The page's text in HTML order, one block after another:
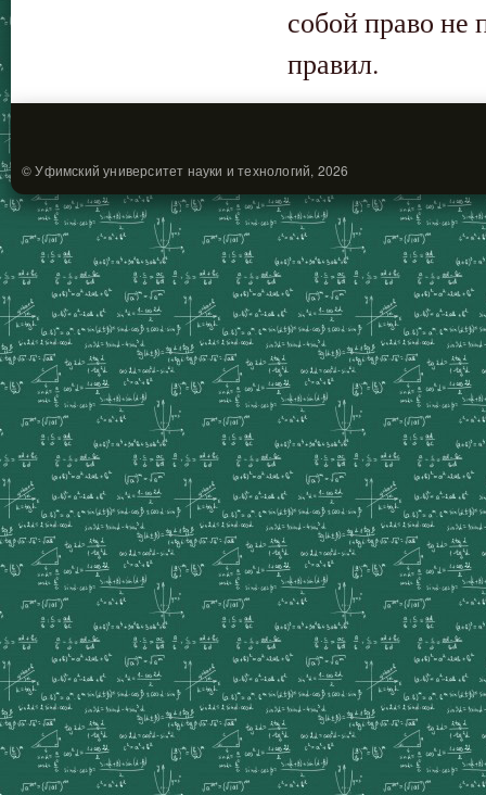
собой право не
правил.
© Уфимский университет науки и технологий, 2026